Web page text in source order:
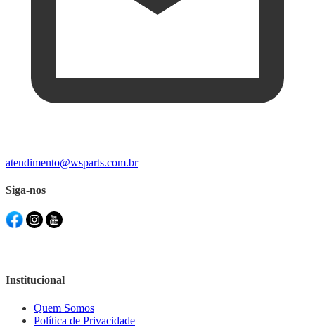
atendimento@wsparts.com.br
Siga-nos
Institucional
Quem Somos
Política de Privacidade